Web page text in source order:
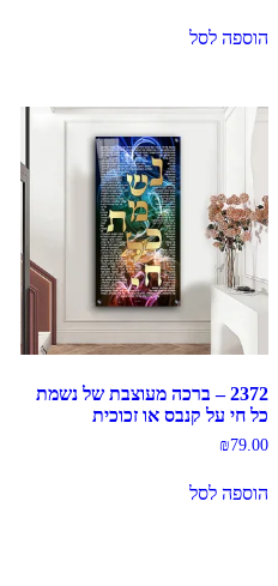
הוספה לסל
2372 – ברכה מעוצבת של נשמת
כל חי על קנבס או זכוכית
₪79.00
הוספה לסל